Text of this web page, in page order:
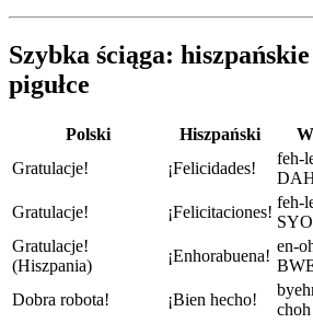
Szybka ściąga:
pigułce
Polski Hiszpański
Gratulacje!
¡Felicidades!
feh-
Gratulacje! ¡Felicitaciones!
feh-
Gratulacje!
(Hiszpania)
¡Enhorabuena!
en-
Dobra robota! ¡Bien hecho!
choh